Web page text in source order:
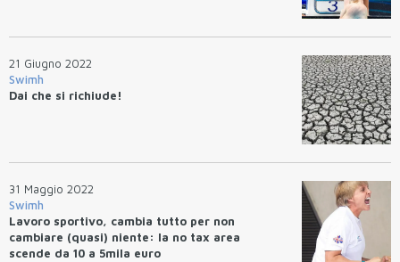
21 Giugno 2022
Swimh
Dai che si richiude!
31 Maggio 2022
Swimh
Lavoro sportivo, cambia tutto per non
cambiare (quasi) niente: la no tax area
scende da 10 a 5mila euro